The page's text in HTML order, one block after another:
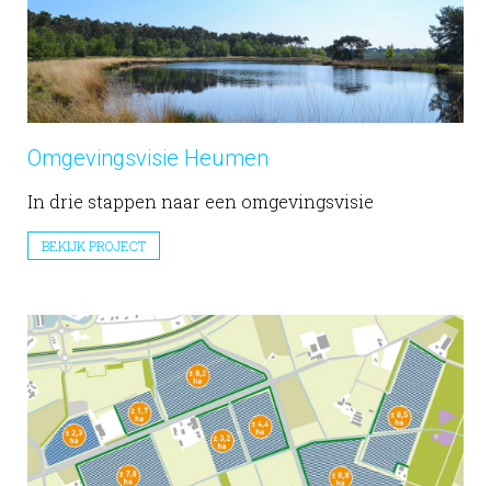
Omgevingsvisie Heumen
In drie stappen naar een omgevingsvisie
BEKIJK PROJECT